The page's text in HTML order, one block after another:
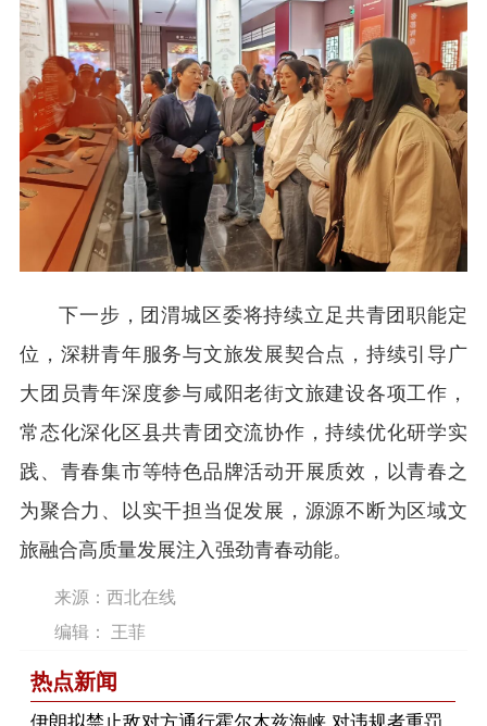
下一步，团渭城区委将持续立足共青团职能定
位，深耕青年服务与文旅发展契合点，持续引导广
大团员青年深度参与咸阳老街文旅建设各项工作，
常态化深化区县共青团交流协作，持续优化研学实
践、青春集市等特色品牌活动开展质效，以青春之
为聚合力、以实干担当促发展，源源不断为区域文
旅融合高质量发展注入强劲青春动能。
来源：西北在线
编辑： 王菲
热点新闻